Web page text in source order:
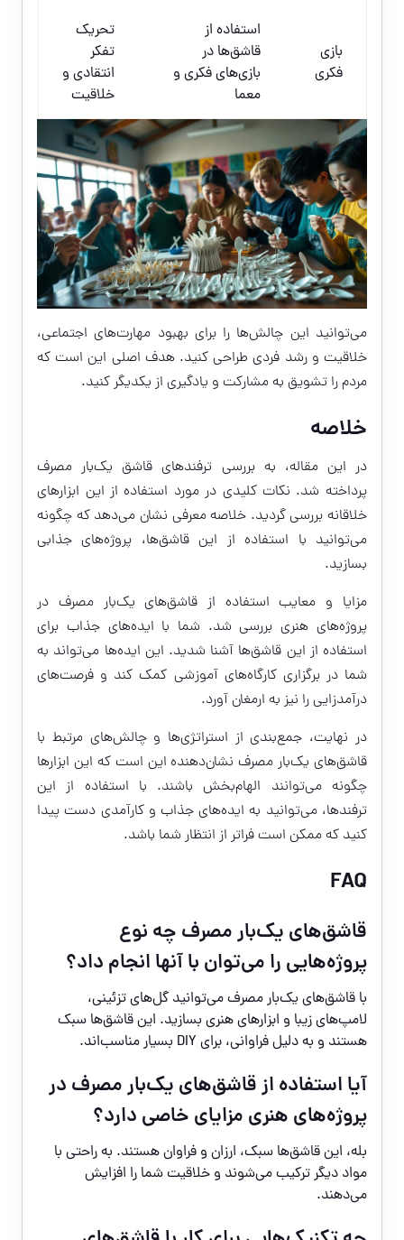
بازی
فکری
استفاده از
قاشق‌ها در
بازی‌های فکری و
معما
تحریک
تفکر
انتقادی و
خلاقیت
می‌توانید این چالش‌ها را برای بهبود مهارت‌های اجتماعی،
خلاقیت و رشد فردی طراحی کنید. هدف اصلی این است که
مردم را تشویق به مشارکت و یادگیری از یکدیگر کنید.
خلاصه
در این مقاله، به بررسی ترفندهای قاشق یک‌بار مصرف
پرداخته شد. نکات کلیدی در مورد استفاده از این ابزارهای
خلاقانه بررسی گردید. خلاصه معرفی نشان می‌دهد که چگونه
می‌توانید با استفاده از این قاشق‌ها، پروژه‌های جذابی
بسازید.
مزایا و معایب استفاده از قاشق‌های یک‌بار مصرف در
پروژه‌های هنری بررسی شد. شما با ایده‌های جذاب برای
استفاده از این قاشق‌ها آشنا شدید. این ایده‌ها می‌تواند به
شما در برگزاری کارگاه‌های آموزشی کمک کند و فرصت‌های
درآمدزایی را نیز به ارمغان آورد.
در نهایت، جمع‌بندی از استراتژی‌ها و چالش‌های مرتبط با
قاشق‌های یک‌بار مصرف نشان‌دهنده این است که این ابزارها
چگونه می‌توانند الهام‌بخش باشند. با استفاده از این
ترفندها، می‌توانید به ایده‌های جذاب و کارآمدی دست پیدا
کنید که ممکن است فراتر از انتظار شما باشد.
FAQ
قاشق‌های یک‌بار مصرف چه نوع
پروژه‌هایی را می‌توان با آنها انجام داد؟
با قاشق‌های یک‌بار مصرف می‌توانید گل‌های تزئینی،
لامپ‌های زیبا و ابزارهای هنری بسازید. این قاشق‌ها سبک
هستند و به دلیل فراوانی، برای DIY بسیار مناسب‌اند.
آیا استفاده از قاشق‌های یک‌بار مصرف در
پروژه‌های هنری مزایای خاصی دارد؟
بله، این قاشق‌ها سبک، ارزان و فراوان هستند. به راحتی با
مواد دیگر ترکیب می‌شوند و خلاقیت شما را افزایش
می‌دهند.